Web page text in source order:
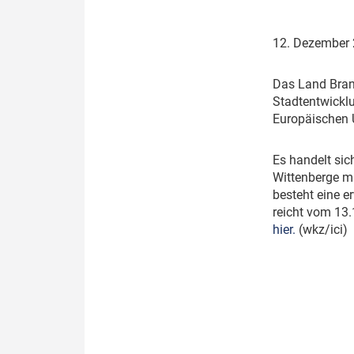
Marktplatz: Wer macht was?
Dossier: Generalsanierung
ÖPNV
12. Dezember
Das Land
Es handelt
Wittenberge
besteht eine
reicht vom
hier. (wkz/ici)